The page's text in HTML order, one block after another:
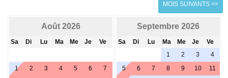
MOIS SUIVANTS >>
Août 2026
Sa Di Lu Ma Me Je Ve
1 2 3 4 5 6
7
Septembre 2026
Sa Di Lu Ma Me Je
Ve
1
2 3
4
5
6 7 8 9 10
11